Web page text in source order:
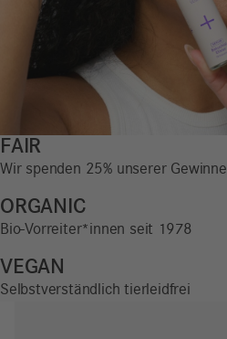
FAIR
Wir spenden 25% unserer Gewinne
ORGANIC
Bio-Vorreiter*innen seit 1978
VEGAN
Selbstverständlich tierleidfrei